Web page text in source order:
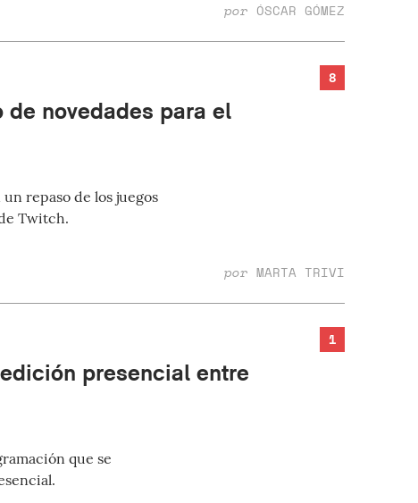
por ÓSCAR GÓMEZ
8
novedades para el
repaso de los juegos
Twitch.
por MARTA TRIVI
1
presencial entre
que se